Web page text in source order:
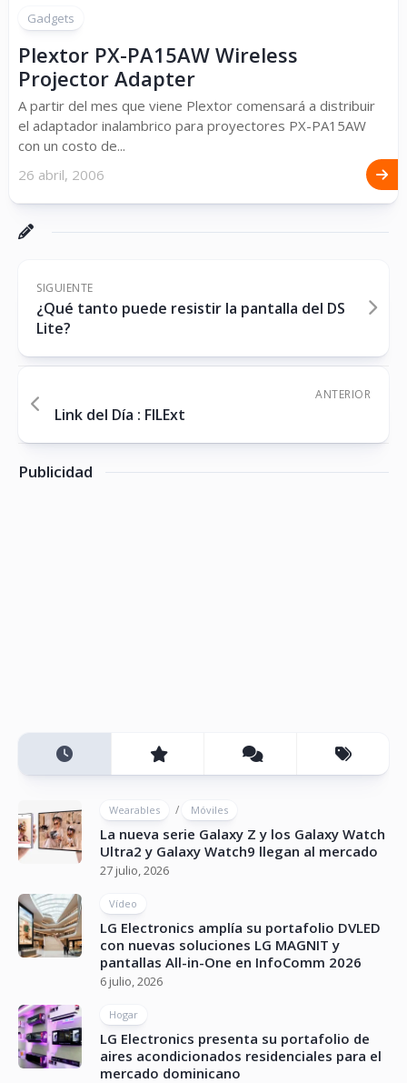
Gadgets
Plextor PX-PA15AW Wireless
Projector Adapter
A partir del mes que viene Plextor comensará a distribuir
el adaptador inalambrico para proyectores PX-PA15AW
con un costo de...
26 abril, 2006
SIGUIENTE
¿Qué tanto puede resistir la pantalla del DS
Lite?
ANTERIOR
Link del Día : FILExt
Publicidad
Wearables / Móviles
La nueva serie Galaxy Z y los Galaxy Watch
Ultra2 y Galaxy Watch9 llegan al mercado
27 julio, 2026
Vídeo
LG Electronics amplía su portafolio DVLED
con nuevas soluciones LG MAGNIT y
pantallas All-in-One en InfoComm 2026
6 julio, 2026
Hogar
LG Electronics presenta su portafolio de
aires acondicionados residenciales para el
mercado dominicano